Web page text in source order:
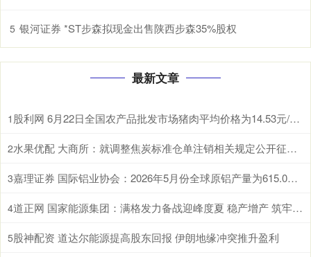
5 银河证券 *ST步森拟现金出售陕西步森35%股权
最新文章
1 股利网 6月22日全国农产品批发市场猪肉平均价格为14.53元/公斤 比节前下降0.8%
2 水果优配 大商所：就调整焦炭标准仓单注销相关规定公开征求意见
3 嘉理证券 国际铝业协会：2026年5月份全球原铝产量为615.0万吨
4 道正网 国家能源集团：满格发力备战迎峰度夏 稳产增产 筑牢煤炭保供压舱石
5股神配资 道达尔能源提高股东回报 伊朗地缘冲突推升盈利